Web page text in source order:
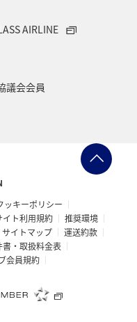
AIRLINE
議会会員
ッキーポリシー
イト利用規約
推奨環境
サイトマップ
運送約款
・取扱料金表
会員規約